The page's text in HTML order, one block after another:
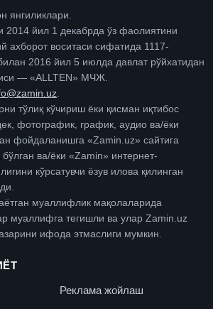
янгиликлари.
2014 йил 1 декабрда ўз фаолиятини
ахборот воситаси сифатида 1117-
2016 йил 5 июлда давлат рўйхатидан
— «ALLTEN» МЧЖ.
.
тўлиқ кўчириш ёки қисман иқтибос
фотографик, график, аудио ва/ёки
фойдаланишга «Zamin.uz» сайтига
ва/ёки «Zamin» интернет-
кўрсатувчи ёзув илова қилинган
муаллифлик мақолаларида
муаллифга тегишли ва улар Zamin.uz
ифода этмаслиги мумкин.
Реклама жойлаш